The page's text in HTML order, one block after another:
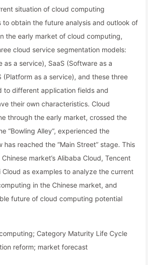
situation of cloud computing
to obtain the future analysis and outlook of
the early market of cloud computing,
cloud service segmentation models:
as a service), SaaS (Software as a
(Platform as a service), and these three
to different application fields and
their own characteristics. Cloud
through the early market, crossed the
“Bowling Alley”, experienced the
has reached the “Main Street” stage. This
market’s Alibaba Cloud, Tencent
Cloud as examples to analyze the current
in the Chinese market, and
future of cloud computing potential
Category Maturity Life Cycle
reform; market forecast